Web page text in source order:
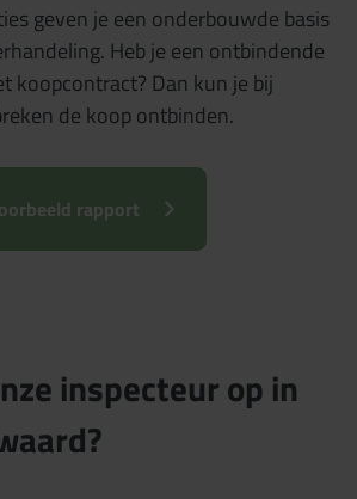
geven je een onderbouwde basis
Heb je een ontbindende
koopcontract? Dan kun je bij
de koop ontbinden.
rapport
inspecteur op in